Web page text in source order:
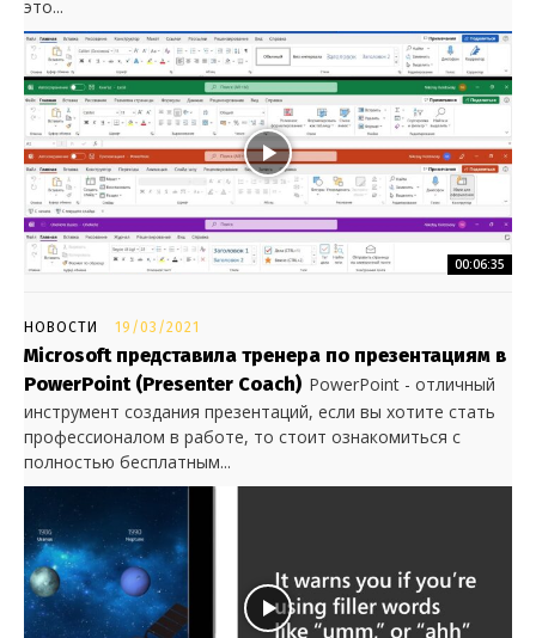
это...
00:06:35
НОВОСТИ 19/03/2021
Microsoft представила тренера по презентациям в
PowerPoint (Presenter Coach) PowerPoint - отличный
инструмент создания презентаций, если вы хотите стать
профессионалом в работе, то стоит ознакомиться с
полностью бесплатным...